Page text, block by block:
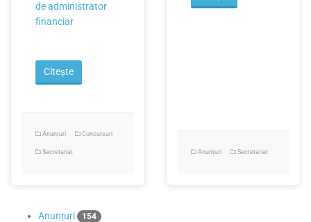
de administrator
financiar
Citește
Anunțuri Concursuri
Secretariat Anunțuri Secretariat
Anunțuri 154